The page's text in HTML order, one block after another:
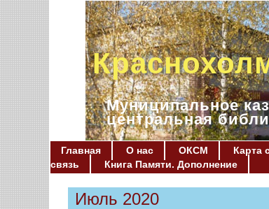
Муниципальное
центральная
Главная О нас ОКСМ Карта
связь
Книга Памяти. Дополнение
Июль 2020